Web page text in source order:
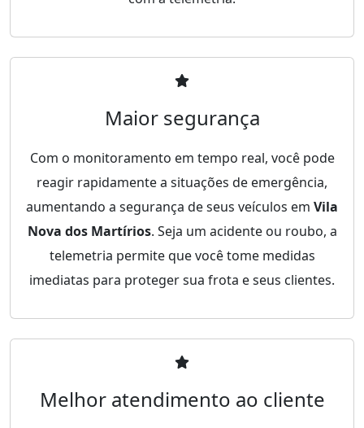
Maior segurança
Com o monitoramento em tempo real, você pode
reagir rapidamente a situações de emergência,
aumentando a segurança de seus veículos em Vila
Nova dos Martírios. Seja um acidente ou roubo, a
telemetria permite que você tome medidas
imediatas para proteger sua frota e seus clientes.
Melhor atendimento ao cliente